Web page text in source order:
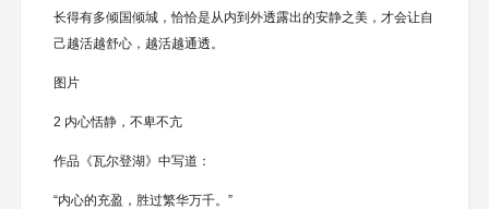
长得有多倾国倾城，恰恰是从内到外透露出的安静之美，才会让自
己越活越舒心，越活越通透。
图片
2 内心恬静，不卑不亢
作品《瓦尔登湖》中写道：
“内心的充盈，胜过繁华万千。”